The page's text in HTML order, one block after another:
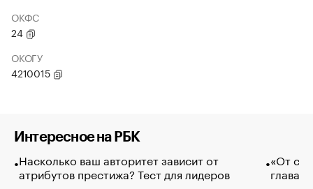
ОКФС
24
ОКОГУ
4210015
Интересное на РБК
Насколько ваш авторитет зависит от
атрибутов престижа? Тест для лидеров
«От
глава